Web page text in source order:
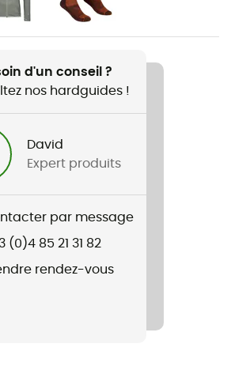
d'un conseil ?
nos hardguides !
David
Expert produits
par message
(0)4 85 21 31 82
rendez-vous